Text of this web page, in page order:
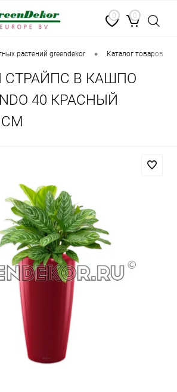
0 0
растений greendekor • каталог товаров
В КАШПО
40 КРАСНЫЙ
СМ